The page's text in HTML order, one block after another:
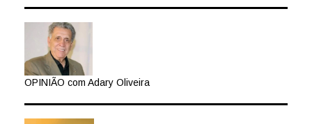
OPINIÃO com Adary Oliveira